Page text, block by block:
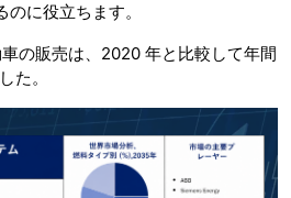
に役立ちます。
の販売は、2020 年と比較して年間
た。